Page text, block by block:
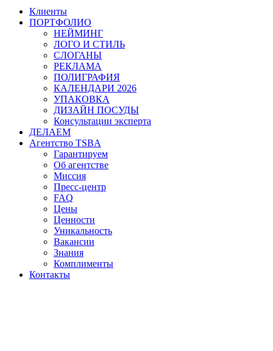
Клиенты
ПОРТФОЛИО
НЕЙМИНГ
ЛОГО И СТИЛЬ
СЛОГАНЫ
РЕКЛАМА
ПОЛИГРАФИЯ
КАЛЕНДАРИ 2026
УПАКОВКА
ДИЗАЙН ПОСУДЫ
Консультации эксперта
ДЕЛАЕМ
Агентство TSBA
Гарантируем
Об агентстве
Миссия
Пресс-центр
FAQ
Цены
Ценности
Уникальность
Вакансии
Знания
Комплименты
Контакты